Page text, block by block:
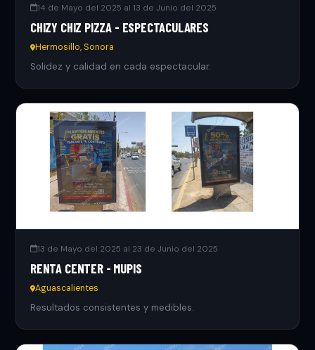
14 de Mayo del 2025 al 13 de Junio del 2025
CHIZY CHIZ PIZZA - ESPECTACULARES
Hermosillo, Sonora
Solidez y calidad en cada espectacular.
13 de Mayo del 2025 al 23 de Junio del 2025
RENTA CENTER - MUPIS
Aguascalientes
Resultados consistentes y medibles.